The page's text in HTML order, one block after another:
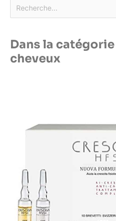
Dans la
cheveux